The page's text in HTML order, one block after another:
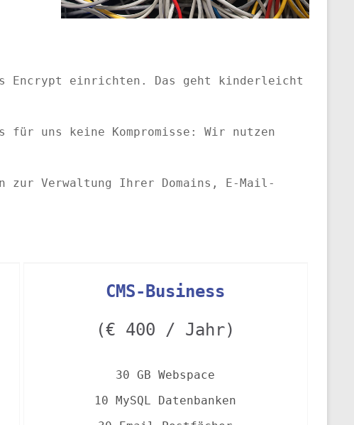
Encrypt einrichten. Das geht kinderleicht
für uns keine Kompromisse: Wir nutzen
zur Verwaltung Ihrer Domains, E-Mail-
CMS-Business
(€ 400 / Jahr)
30 GB Webspace
10 MySQL Datenbanken